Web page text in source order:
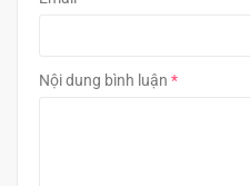
Nội dung bình luận